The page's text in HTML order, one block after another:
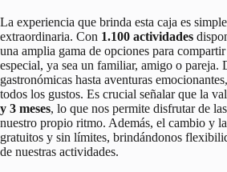
La experiencia que brinda esta caja es
extraordinaria. Con 1.100 actividades
una amplia gama de opciones para
especial, ya sea un familiar, amigo o pareja.
gastronómicas hasta aventuras
todos los gustos. Es crucial señalar que la
y 3 meses, lo que nos permite disfrutar de
nuestro propio ritmo. Además, el cambio y
gratuitos y sin límites, brindándonos
de nuestras actividades.